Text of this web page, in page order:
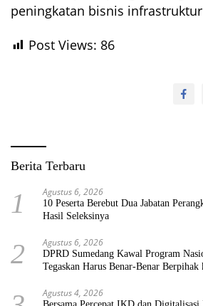
peningkatan bisnis
Post Views: 86
Berita Terbaru
1 Agustus 6, 2026
10 Peserta Berebut Dua Jabatan
Hasil Seleksinya
2 Agustus 6, 2026
DPRD Sumedang Kawal Program
Tegaskan Harus Benar-Benar Berpihak
Agustus 4, 2026